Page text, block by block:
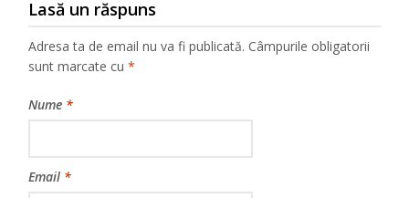
Lasă un răspuns
Adresa ta de email nu va fi publicată. Câmpurile obligatorii
sunt marcate cu*
Nume *
Email *